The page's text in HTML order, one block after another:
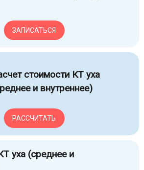
ЗАПИСАТЬСЯ
стоимости КТ уха
и внутреннее)
РАССЧИТАТЬ
уха (среднее и